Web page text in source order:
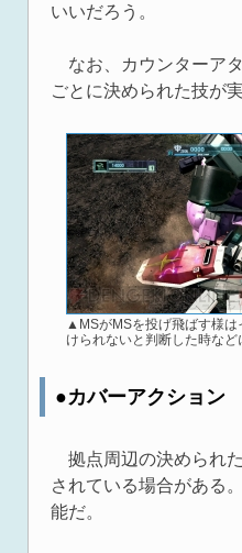
いいだろう。
なお、カウンターアタ
ごとに決められた技が
▲MSがMSを投げ飛ばす様
けられないと判断した時な
●カバーアクション
拠点周辺の決められ
されている場合がある
能だ。